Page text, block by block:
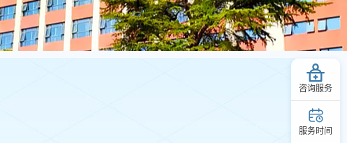
咨询服务
服务时间